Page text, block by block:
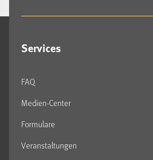
Services
FAQ
Medien-Center
Formulare
Veranstaltungen